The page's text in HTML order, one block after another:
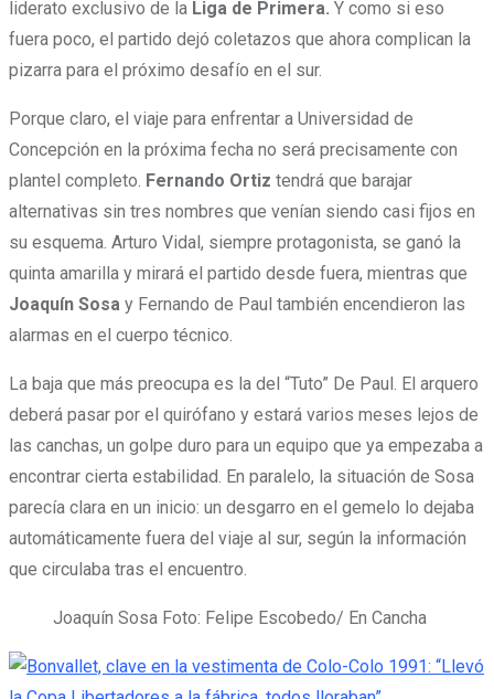
liderato exclusivo de la Liga de Primera. Y como si eso
fuera poco, el partido dejó coletazos que ahora complican la
pizarra para el próximo desafío en el sur.
Porque claro, el viaje para enfrentar a Universidad de
Concepción en la próxima fecha no será precisamente con
plantel completo. Fernando Ortiz tendrá que barajar
alternativas sin tres nombres que venían siendo casi fijos en
su esquema. Arturo Vidal, siempre protagonista, se ganó la
quinta amarilla y mirará el partido desde fuera, mientras que
Joaquín Sosa y Fernando de Paul también encendieron las
alarmas en el cuerpo técnico.
La baja que más preocupa es la del “Tuto” De Paul. El arquero
deberá pasar por el quirófano y estará varios meses lejos de
las canchas, un golpe duro para un equipo que ya empezaba a
encontrar cierta estabilidad. En paralelo, la situación de Sosa
parecía clara en un inicio: un desgarro en el gemelo lo dejaba
automáticamente fuera del viaje al sur, según la información
que circulaba tras el encuentro.
Joaquín Sosa Foto: Felipe Escobedo/ En Cancha